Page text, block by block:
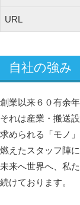
URL
自社の強み
創業以来６０有余
それは産業・搬送
求められる「モノ
燃えたスタッフ陣
未来へ世界へ、私
続けております。